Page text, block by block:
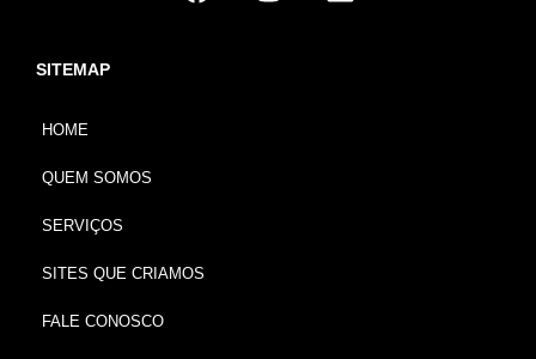
SITEMAP
HOME
QUEM SOMOS
SERVIÇOS
SITES QUE CRIAMOS
FALE CONOSCO